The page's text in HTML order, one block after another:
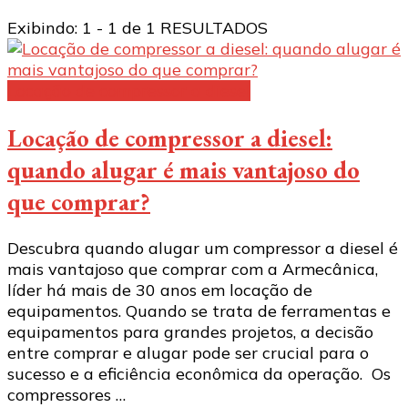
Exibindo: 1 - 1 de 1 RESULTADOS
Locação de compressor a diesel:
quando alugar é mais vantajoso do
que comprar?
Descubra quando alugar um compressor a diesel é
mais vantajoso que comprar com a Armecânica,
líder há mais de 30 anos em locação de
equipamentos. Quando se trata de ferramentas e
equipamentos para grandes projetos, a decisão
entre comprar e alugar pode ser crucial para o
sucesso e a eficiência econômica da operação. Os
compressores …